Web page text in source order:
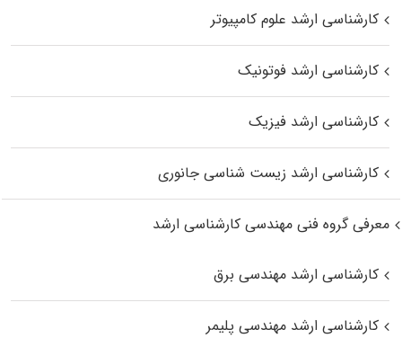
کارشناسی ارشد علوم کامپیوتر
کارشناسی ارشد فوتونیک
کارشناسی ارشد فیزیک
کارشناسی ارشد زیست‌ شناسی جانوری
معرفی گروه فنی مهندسی کارشناسی ارشد
کارشناسی ارشد مهندسی برق
کارشناسی ارشد مهندسی پلیمر